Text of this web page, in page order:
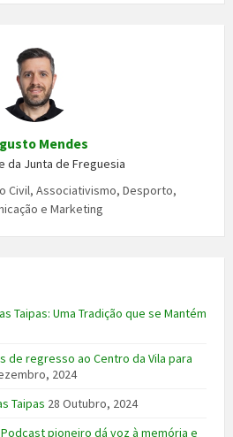
Mendes
da Junta de Freguesia
Civil, Associativismo, Desporto,
e Marketing
Taipas: Uma Tradição que se Mantém
de regresso ao Centro da Vila para
2024
Taipas 28 Outubro, 2024
pioneiro dá voz à memória e